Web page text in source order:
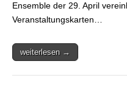
Ensemble der 29. April
Veranstaltungskarten…
weiterlesen →